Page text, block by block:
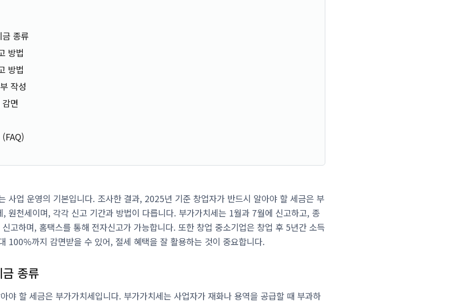
종류
방법
방법
작성
면
사업 운영의 기본입니다. 조사한 결과, 2025년 기준 창업자가 반드시 알아야 할 세금은 부
, 원천세이며, 각각 신고 기간과 방법이 다릅니다. 부가가치세는 1월과 7월에 신고하고, 종
고하며, 홈택스를 통해 전자신고가 가능합니다. 또한 창업 중소기업은 창업 후 5년간 소득
100%까지 감면받을 수 있어, 절세 혜택을 잘 활용하는 것이 중요합니다.
종류
야 할 세금은 부가가치세입니다. 부가가치세는 사업자가 재화나 용역을 공급할 때 부과하